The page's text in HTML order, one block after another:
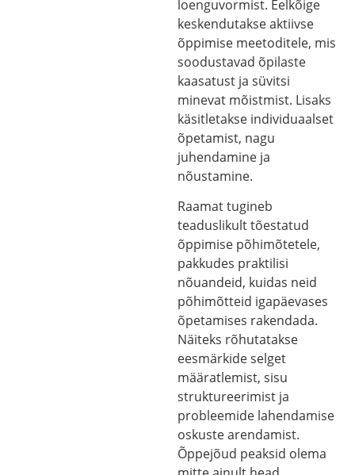
loenguvormist. Eelkõige
keskendutakse aktiivse
õppimise meetoditele, mis
soodustavad õpilaste
kaasatust ja süvitsi
minevat mõistmist. Lisaks
käsitletakse individuaalset
õpetamist, nagu
juhendamine ja
nõustamine.
Raamat tugineb
teaduslikult tõestatud
õppimise põhimõtetele,
pakkudes praktilisi
nõuandeid, kuidas neid
põhimõtteid igapäevases
õpetamises rakendada.
Näiteks rõhutatakse
eesmärkide selget
määratlemist, sisu
struktureerimist ja
probleemide lahendamise
oskuste arendamist.
Õppejõud peaksid olema